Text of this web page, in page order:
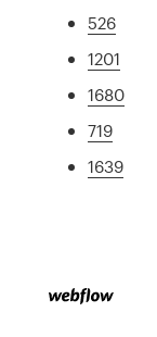
526
1201
1680
719
1639